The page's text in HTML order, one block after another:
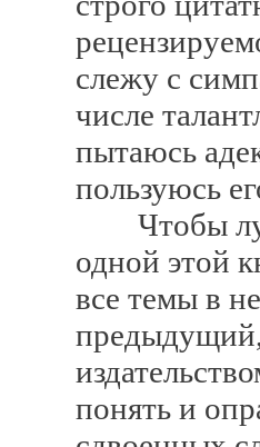
слежу с
числе
пытаюсь
пользуюсь
Чтобы
одной этой
все темы в
понять и